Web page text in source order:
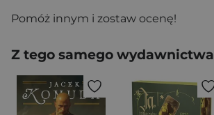
Pomóż innym i zostaw ocenę!
Z tego samego wydawnictwa